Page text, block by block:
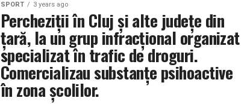
SPORT 3 years ago
Percheziții în Cluj și alte județe din
țară, la un grup infracțional organizat
specializat în trafic de droguri.
Comercializau substanțe psihoactive
în zona școlilor.